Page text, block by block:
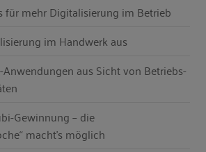
für mehr Digitalisierung im Betrieb
im Handwerk aus
aus Sicht von Betriebs-
Gewinnung – die
macht’s möglich